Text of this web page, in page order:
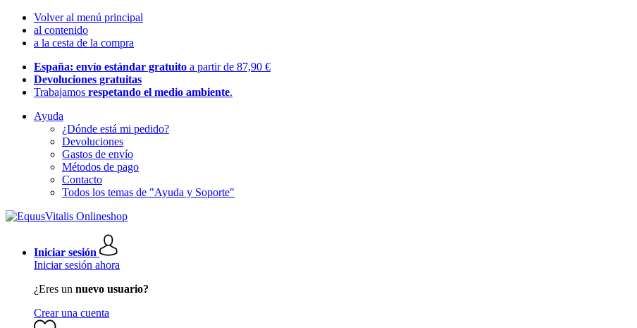
Volver al menú principal
al contenido
a la cesta de la compra
España: envío estándar gratuito a partir de 87,90 €
Devoluciones gratuitas
Trabajamos respetando el medio ambiente.
Ayuda
¿Dónde está mi pedido?
Devoluciones
Gastos de envío
Métodos de pago
Contacto
Todos los temas de "Ayuda y Soporte"
Iniciar sesión
Iniciar sesión ahora
¿Eres un nuevo usuario?
Crear una cuenta